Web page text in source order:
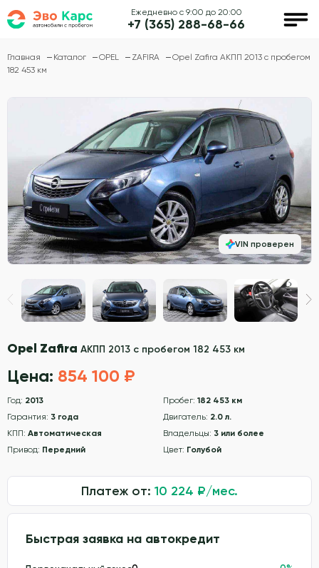
Ежедневно с 9:00 до 20:00
+7 (365) 288-68-66
Главная Каталог OPEL ZAFIRA
Opel Zafira АКПП 2013 с пробегом
182 453 км
Opel Zafira АКПП 2013 с пробегом 182 453 км
Цена: 854 100 ₽
Год: 2013 Пробег: 182 453 км
Гарантия: 3 года Двигатель: 2.0 л.
КПП: Автоматическая Владельцы: 3 или более
Привод: Передний Цвет: Голубой
Платеж от: 10 224 ₽/мес.
Быстрая заявка на автокредит
VIN проверен